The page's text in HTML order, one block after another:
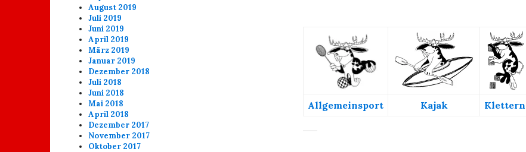
Allgemeinsport Kajak Klettern
August 2019
Juli 2019
Juni 2019
April 2019
März 2019
Januar 2019
Dezember 2018
Juli 2018
Juni 2018
Mai 2018
April 2018
Dezember 2017
November 2017
Oktober 2017